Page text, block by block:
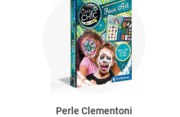
Perle Clementoni